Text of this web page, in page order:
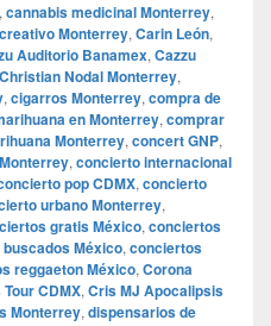
, cannabis medicinal Monterrey,
Monterrey, Carin León,
Auditorio Banamex, Cazzu
Christian Nodal Monterrey,
, cigarros Monterrey, compra de
en Monterrey, comprar
Monterrey, concert GNP,
, concierto internacional
pop CDMX, concierto
urbano Monterrey,
gratis México, conciertos
México, conciertos
reggaeton México, Corona
CDMX, Cris MJ Apocalipsis
Monterrey, dispensarios de